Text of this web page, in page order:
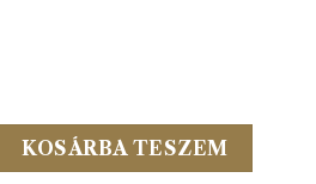
439 15mm-es mennyiség
KOSÁRBA TESZEM